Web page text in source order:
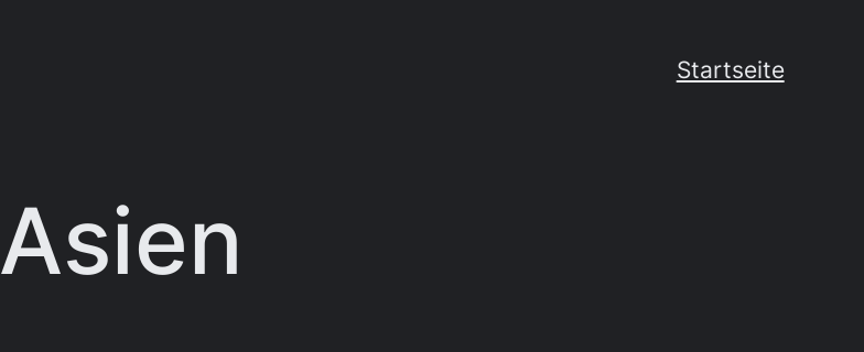
Startseite
Asien